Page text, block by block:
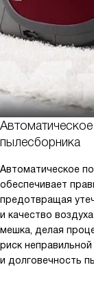
пылесборника
Автоматическое
обеспечивает
предотвращая
и качество
мешка, делая
риск
и долговечность